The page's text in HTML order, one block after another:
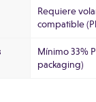
Requiere
compatible
Mínimo 33%
packaging)